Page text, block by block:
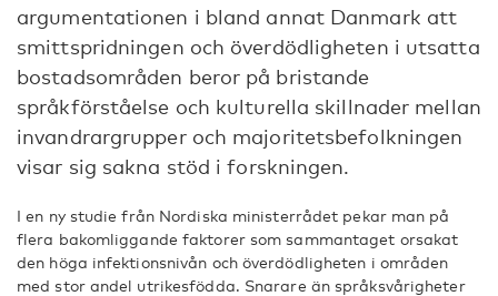
argumentationen i bland annat Danmark att
smittspridningen och överdödligheten i utsatta
bostadsområden beror på bristande
språkförståelse och kulturella skillnader mellan
invandrargrupper och majoritetsbefolkningen
visar sig sakna stöd i forskningen.
I en ny studie från Nordiska ministerrådet pekar man på
flera bakomliggande faktorer som sammantaget orsakat
den höga infektionsnivån och överdödligheten i områden
med stor andel utrikesfödda. Snarare än språksvårigheter